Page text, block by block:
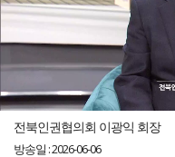
전북인권협의회 이광익 회장
방송일 : 2026-06-06